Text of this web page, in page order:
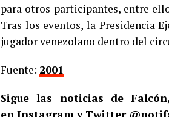
para otros participantes, entre
Tras los eventos, la Presidencia
jugador venezolano dentro del
Fuente: 2001
Sigue las noticias de
en Instagram y Twitter